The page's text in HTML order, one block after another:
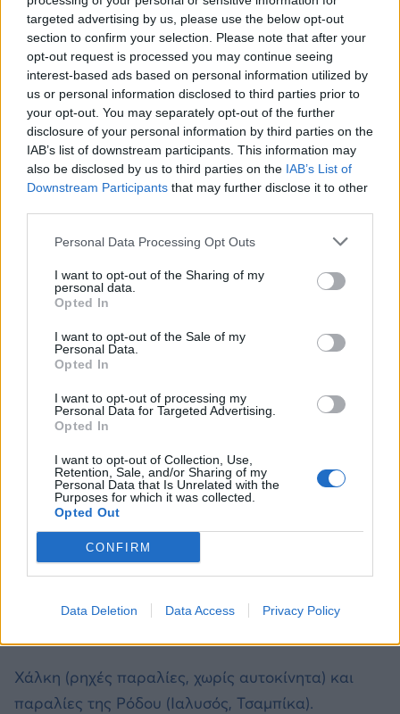
targeted advertising by us, please use the below opt-out
section to confirm your selection. Please note that after your
opt-out request is processed you may continue seeing
interest-based ads based on personal information utilized by
us or personal information disclosed to third parties prior to
your opt-out. You may separately opt-out of the further
disclosure of your personal information by third parties on the
IAB’s list of downstream participants. This information may
also be disclosed by us to third parties on the IAB’s List of
Downstream Participants that may further disclose it to other
Personal Data Processing Opt Outs
I want to opt-out of the Sharing of my
personal data.
Opted In
I want to opt-out of the Sale of my
Personal Data.
Opted In
I want to opt-out of processing my
Personal Data for Targeted Advertising.
Opted In
I want to opt-out of Collection, Use,
Retention, Sale, and/or Sharing of my
Personal Data that Is Unrelated with the
Purposes for which it was collected.
Opted Out
CONFIRM
Data Deletion Data Access Privacy Policy
5 πράγματα που πρέπει να θυμάσαι
Η Ρόδος είναι η ιδανική βάση -- μεγάλο νησί
με υποδομές, αφετηρία για 7 μονοήμερες.
Χάλκη και Τήλος είναι οι πιο κατάλληλες για
μικρά παιδιά -- ρηχές παραλίες, χωρίς
κυκλοφορία.
μεγαλύτερα παιδιά που θέλουν εμπειρία.
λιμάνι της Ρόδου με τη Dodekanisos
Seaways.
Κλείσε εκ των προτέρων online -- καλοκαίρι
τα πλοία γεμίζουν.
Ακολούθησέ μαςεδώ!
Συχνές ερωτήσεις που μας κάνεις και τι σου απαντάμε:
Ποιο νησί είναι καλύτερο για πολύ μικρά παιδιά
Χάλκη (ρηχές παραλίες, χωρίς αυτοκίνητα) και
παραλίες της Ρόδου (Ιαλυσός, Τσαμπίκα).